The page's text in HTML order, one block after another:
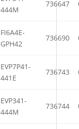
444M
736647
FI6A4E-
GPH42
736690
EVP7P41-
441E
736743
EVP341-
444M
736744